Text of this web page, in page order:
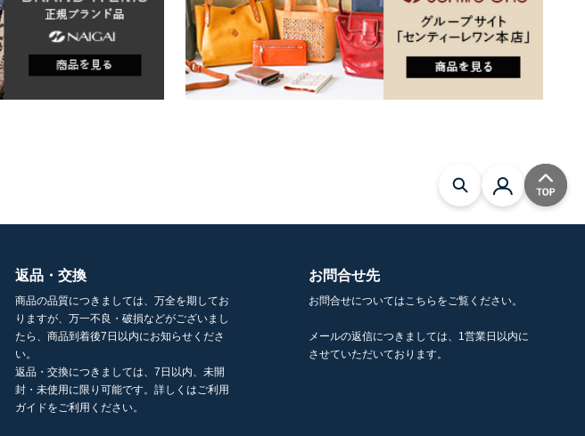
返品・交換
商品の品質につきましては、万全を期してお
りますが、万一不良・破損などがございまし
たら、商品到着後7日以内にお知らせくださ
い。
返品・交換につきましては、7日以内、未開
封・未使用に限り可能です。詳しくはご利用
ガイドをご利用ください。
お問合せ先
お問合せについてはこちらをご覧ください。
メールの返信につきましては、1営業日以内に
させていただいております。